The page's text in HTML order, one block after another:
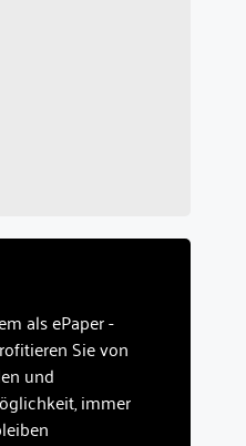
als ePaper -
Sie von
und
immer